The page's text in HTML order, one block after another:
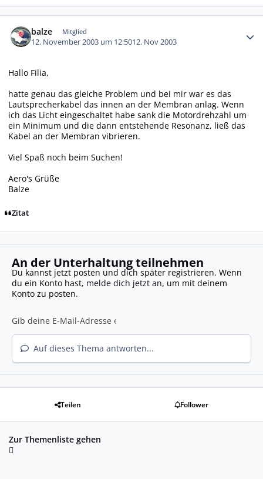
balze Mitglied
12. November 2003 um 12:5012. Nov 2003
Hallo Filia,
hatte genau das gleiche Problem und bei mir war es das
Lautsprecherkabel das innen an der Membran anlag. Wenn
ich das Licht eingeschaltet habe sank die Motordrehzahl um
ein Minimum und die dann entstehende Resonanz, ließ das
Kabel an der Membran vibrieren.
Viel Spaß noch beim Suchen!
Aero's Grüße
Balze
Zitat
An der Unterhaltung teilnehmen
Du kannst jetzt posten und dich später registrieren. Wenn
du ein Konto hast, melde dich jetzt an, um mit deinem
Konto zu posten.
Auf dieses Thema antworten...
Teilen Follower
Zur Themenliste gehen